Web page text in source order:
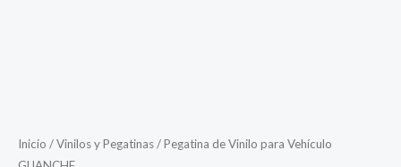
Inicio /Vinilos y Pegatinas/ Pegatina de Vinilo para Vehículo
Vinilo